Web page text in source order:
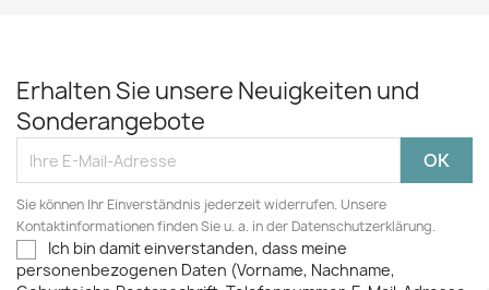
Erhalten Sie unsere Neuigkeiten und
Sonderangebote
Sie können Ihr Einverständnis jederzeit widerrufen. Unsere
Kontaktinformationen finden Sie u. a. in der Datenschutzerklärung.
Ich bin damit einverstanden, dass meine
personenbezogenen Daten (Vorname, Nachname,